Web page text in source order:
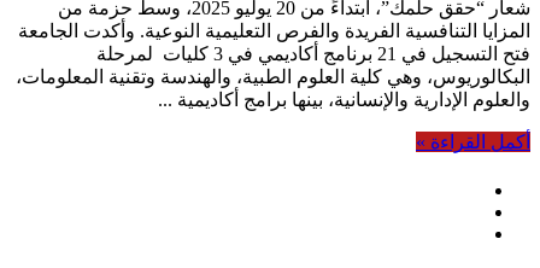
شعار “حقق حلمك”، ابتداءً من 20 يوليو 2025، وسط حزمة من
المزايا التنافسية الفريدة والفرص التعليمية النوعية. وأكدت الجامعة
فتح التسجيل في 21 برنامج أكاديمي في 3 كليات لمرحلة
البكالوريوس، وهي كلية العلوم الطبية، والهندسة وتقنية المعلومات،
والعلوم الإدارية والإنسانية، بينها برامج أكاديمية ...
أكمل القراءة »